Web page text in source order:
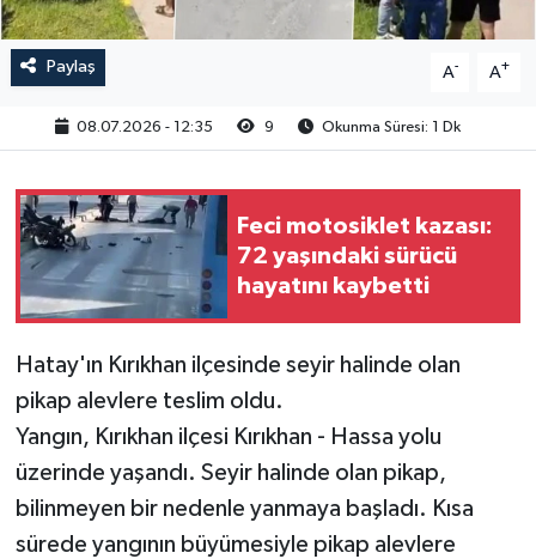
Paylaş A- A+
08.07.2026 - 12:35 9 Okunma Süresi: 1 Dk
Feci motosiklet kazası:
72 yaşındaki sürücü
hayatını kaybetti
Hatay'ın Kırıkhan ilçesinde seyir halinde olan
pikap alevlere teslim oldu.
Yangın, Kırıkhan ilçesi Kırıkhan - Hassa yolu
üzerinde yaşandı. Seyir halinde olan pikap,
bilinmeyen bir nedenle yanmaya başladı. Kısa
sürede yangının büyümesiyle pikap alevlere